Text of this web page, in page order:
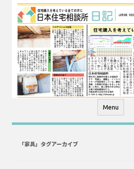
コ
テ
ン
ツ
へ
ス
キ
ッ
プ
Menu
「家具」タグアーカイブ